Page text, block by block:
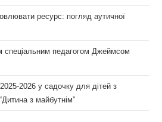
ресурс: погляд аутичної
спеціальним педагогом Джеймсом
2026 у садочку для дітей з
з майбутнім”